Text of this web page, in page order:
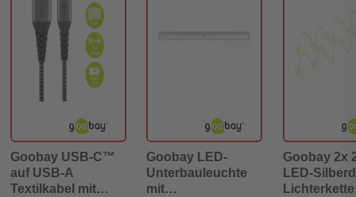
Goobay USB-C™
auf USB-A
Textilkabel mit
Goobay LED-
Unterbauleuchte
mit
Goobay 2x
LED-